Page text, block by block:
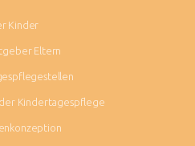
Kinder
Eltern
Kindertagespflege